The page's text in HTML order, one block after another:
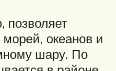
позволяет
океанов и
шару. По